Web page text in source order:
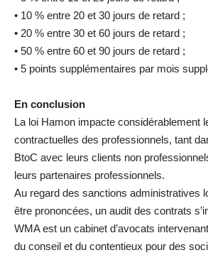
• 10 % entre 20 et 30 jours de retard ;
• 20 % entre 30 et 60 jours de retard ;
• 50 % entre 60 et 90 jours de retard ;
• 5 points supplémentaires par mois
En conclusion
La loi Hamon impacte considérablement
contractuelles des professionnels, tant
BtoC avec leurs clients non
leurs partenaires professionnels.
Au regard des sanctions administratives
être prononcées, un audit des contrats
WMA est un cabinet d’avocats
du conseil et du contentieux pour des